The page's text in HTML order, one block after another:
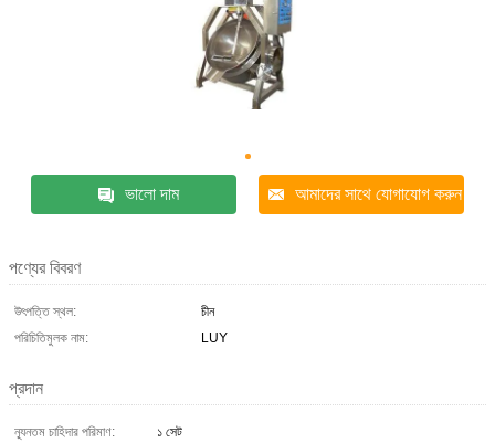
ভালো দাম আমাদের সাথে যোগাযোগ করুন
পণ্যের বিবরণ
উৎপত্তি স্থল:
চীন
পরিচিতিমুলক নাম:
LUY
প্রদান
ন্যূনতম চাহিদার পরিমাণ:
১ সেট